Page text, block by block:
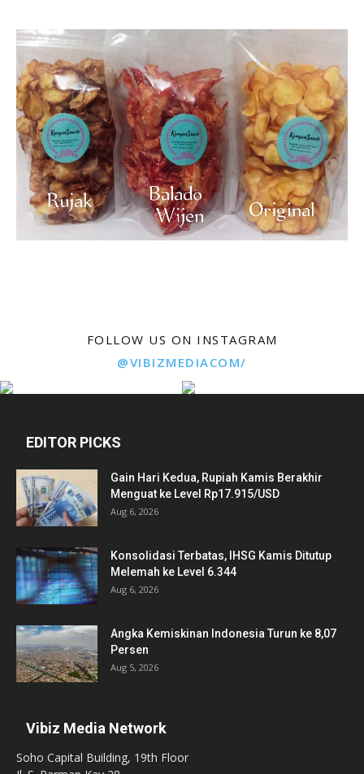
FOLLOW US ON INSTAGRAM
@VIBIZMEDIACOM/
EDITOR PICKS
Gain Hari Kedua, Rupiah Kamis Berakhir
Menguat ke Level Rp17.915/USD
Aug 6, 2026
Konsolidasi Terbatas, IHSG Kamis Ditutup
Melemah ke Level 6.344
Aug 6, 2026
Angka Kemiskinan Indonesia Turun ke 8,07
Persen
Aug 5, 2026
Vibiz Media Network
Soho Capital Building, 19th Floor